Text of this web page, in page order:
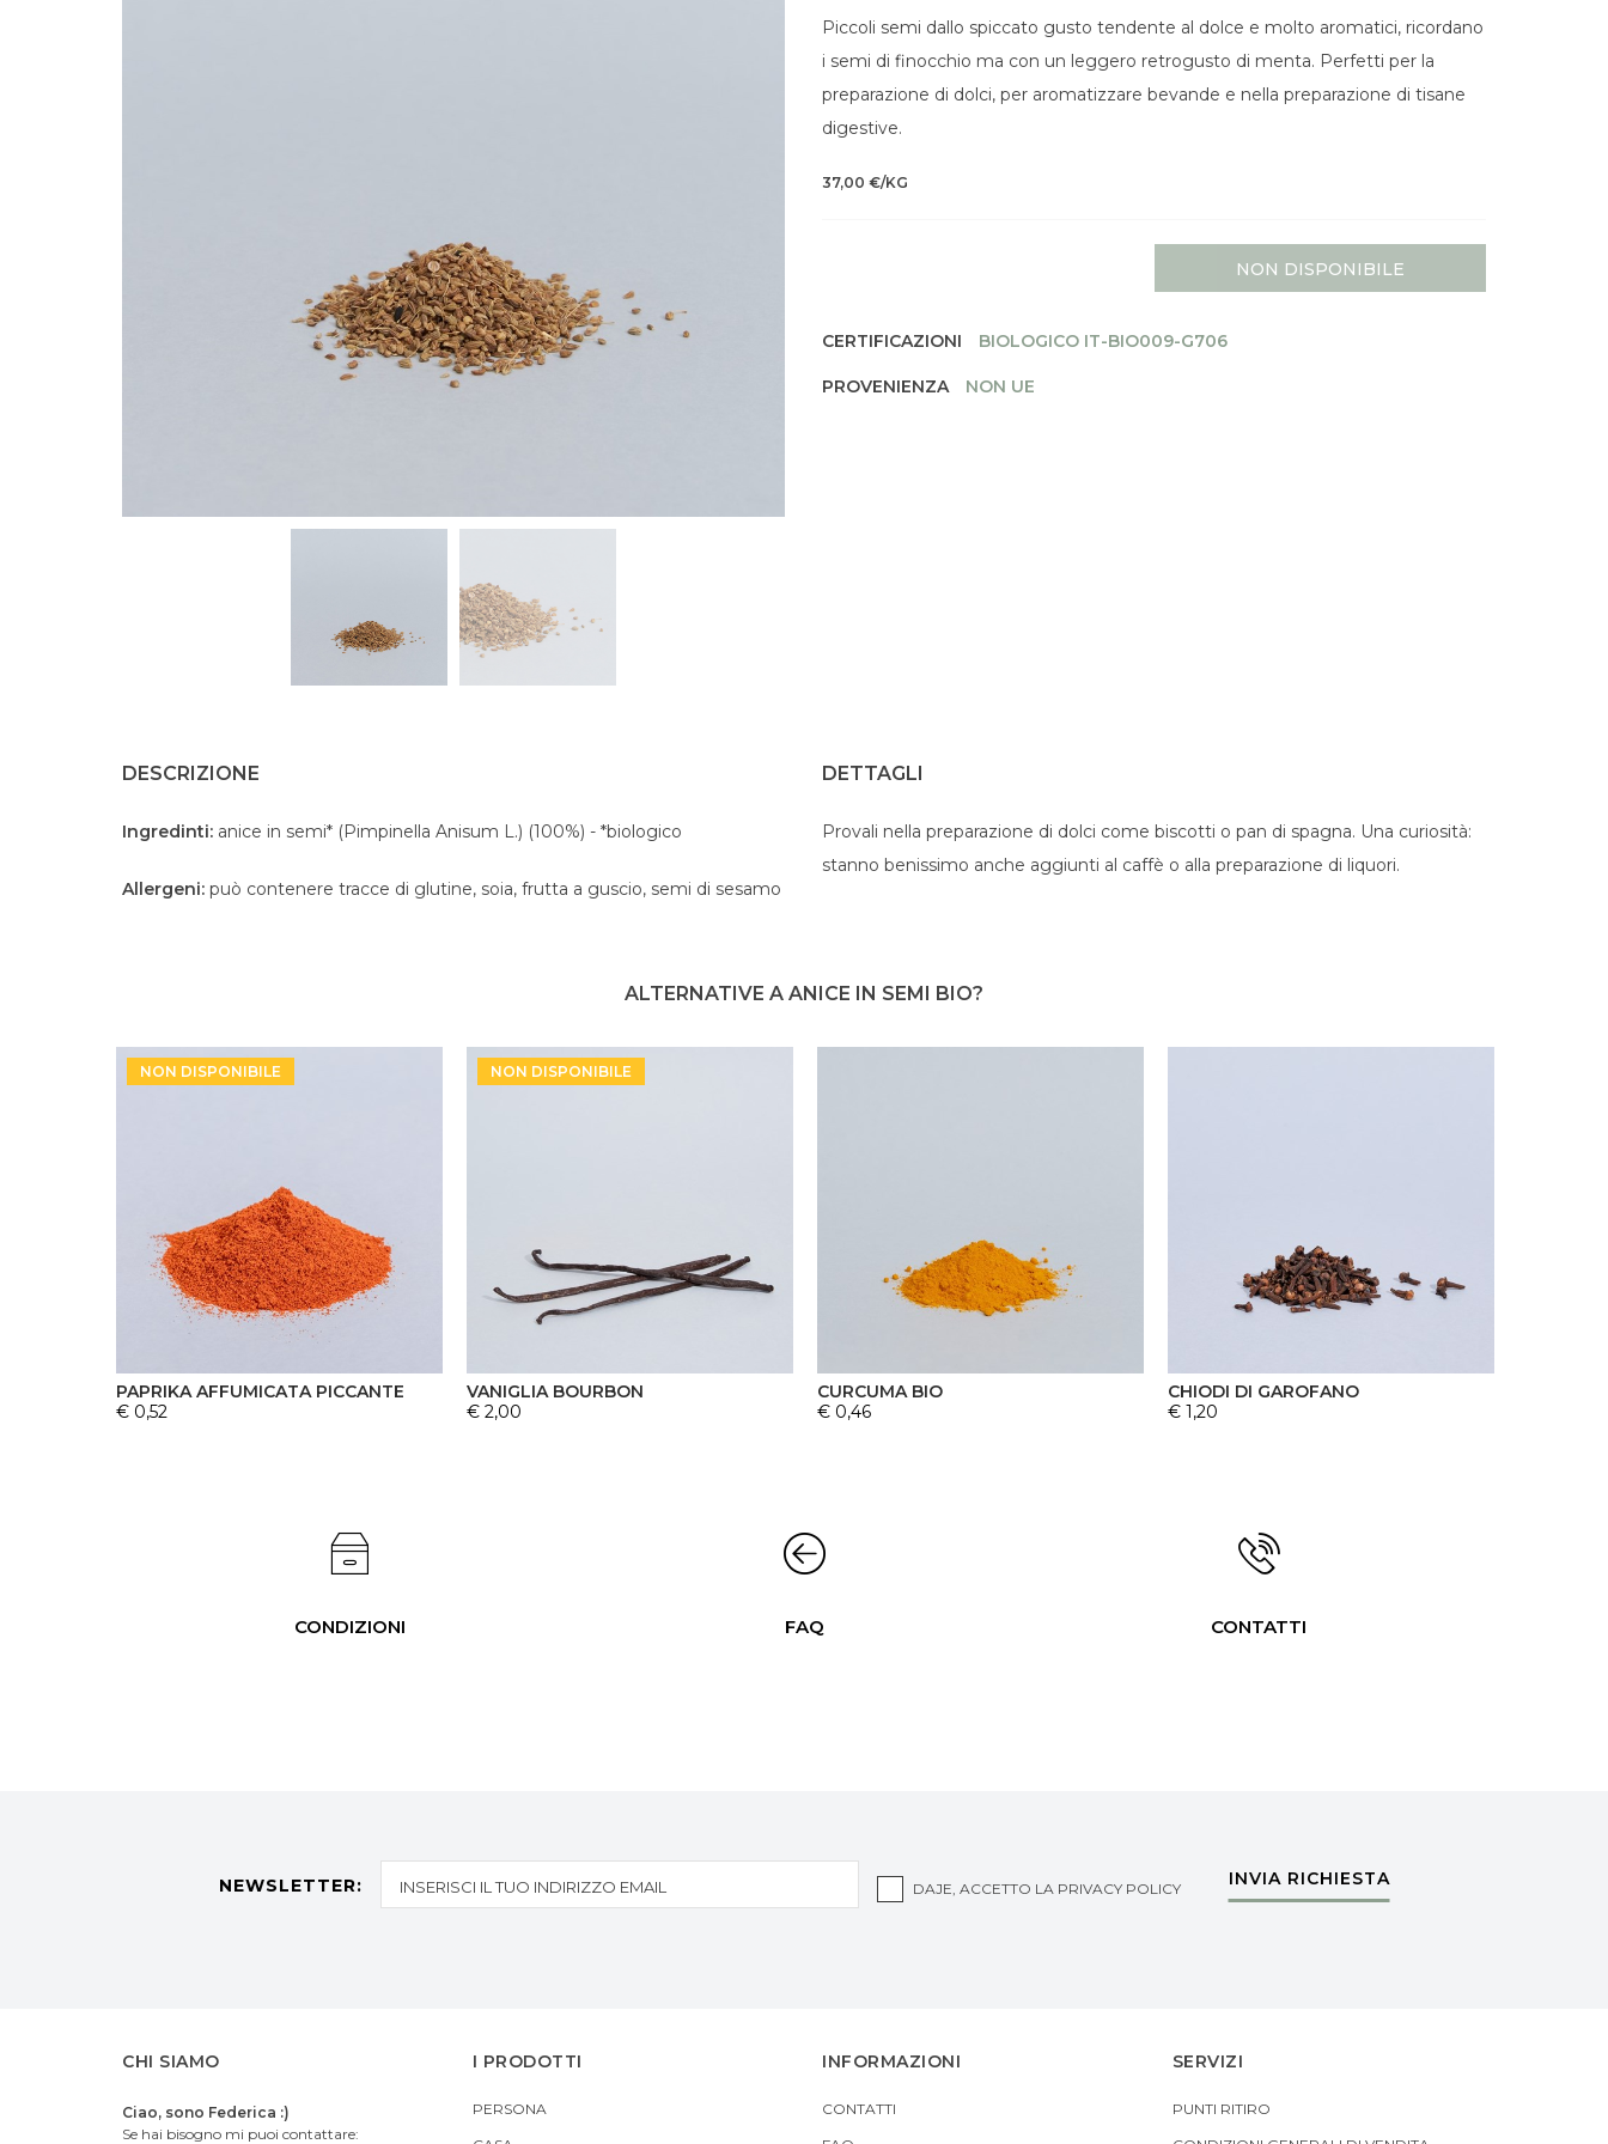
Piccoli semi dallo spiccato gusto tendente al dolce e molto aromatici, ricordano
i semi di finocchio ma con un leggero retrogusto di menta. Perfetti per la
preparazione di dolci, per aromatizzare bevande e nella preparazione di tisane
digestive.
37,00 €/KG
NON DISPONIBILE
CERTIFICAZIONI BIOLOGICO IT-BIO009-G706
PROVENIENZA NON UE
DESCRIZIONE
Ingredinti: anice in semi* (Pimpinella Anisum L.) (100%) - *biologico
Allergeni: può contenere tracce di glutine, soia, frutta a guscio, semi di sesamo
DETTAGLI
Provali nella preparazione di dolci come biscotti o pan di spagna. Una curiosità:
stanno benissimo anche aggiunti al caffè o alla preparazione di liquori.
ALTERNATIVE A ANICE IN SEMI BIO?
NON DISPONIBILE
PAPRIKA AFFUMICATA PICCANTE
€ 0,52
NON DISPONIBILE
VANIGLIA BOURBON
€ 2,00
CURCUMA BIO
€ 0,46
CHIODI DI GAROFANO
€ 1,20
CONDIZIONI FAQ CONTATTI
NEWSLETTER: DAJE, ACCETTO LA PRIVACY POLICY INVIA RICHIESTA
CHI SIAMO
Ciao, sono Federica :)
Se hai bisogno mi puoi contattare:
I PRODOTTI
PERSONA
INFORMAZIONI
CONTATTI
SERVIZI
PUNTI RITIRO